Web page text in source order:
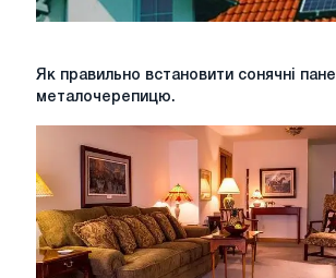
та
Майстерні
Як
на
металочерепицю.
Як правильно встановити сонячні
металочерепицю.